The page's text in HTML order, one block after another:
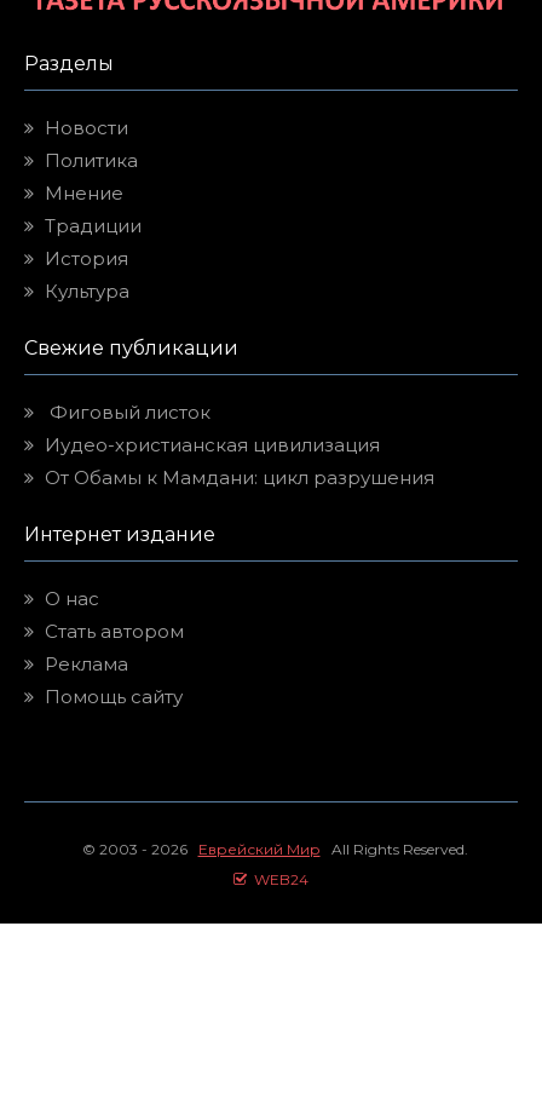
Разделы
Новости
Политика
Мнение
Традиции
История
Культура
Свежие публикации
Фиговый листок
Иудео-христианская цивилизация
От Обамы к Мамдани: цикл разрушения
Интернет издание
О нас
Стать автором
Реклама
Помощь сайту
© 2003 - 2026 Еврейский Мир All Rights Reserved.
WEB24